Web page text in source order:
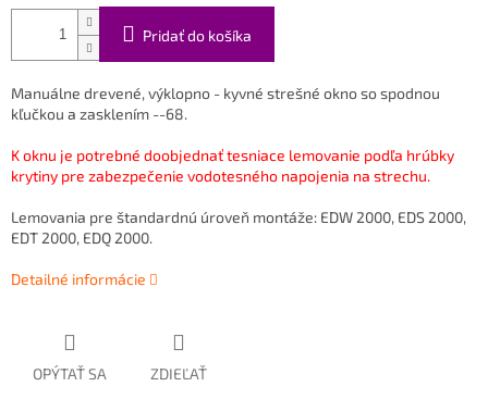
Pridať do košíka
Manuálne drevené, výklopno - kyvné strešné okno so spodnou
kľučkou a zasklením --68.
K oknu je potrebné doobjednať tesniace lemovanie podľa hrúbky
krytiny pre zabezpečenie vodotesného napojenia na strechu.
Lemovania pre štandardnú úroveň montáže: EDW 2000, EDS 2000,
EDT 2000, EDQ 2000.
Detailné informácie
OPÝTAŤ SA ZDIEĽAŤ